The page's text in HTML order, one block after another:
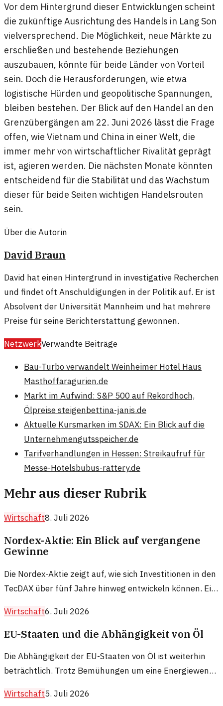
Vor dem Hintergrund dieser Entwicklungen scheint
die zukünftige Ausrichtung des Handels in Lang Son
vielversprechend. Die Möglichkeit, neue Märkte zu
erschließen und bestehende Beziehungen
auszubauen, könnte für beide Länder von Vorteil
sein. Doch die Herausforderungen, wie etwa
logistische Hürden und geopolitische Spannungen,
bleiben bestehen. Der Blick auf den Handel an den
Grenzübergängen am 22. Juni 2026 lässt die Frage
offen, wie Vietnam und China in einer Welt, die
immer mehr von wirtschaftlicher Rivalität geprägt
ist, agieren werden. Die nächsten Monate könnten
entscheidend für die Stabilität und das Wachstum
dieser für beide Seiten wichtigen Handelsrouten
sein.
Über die Autorin
David Braun
David hat einen Hintergrund in investigative Recherchen
und findet oft Anschuldigungen in der Politik auf. Er ist
Absolvent der Universität Mannheim und hat mehrere
Preise für seine Berichterstattung gewonnen.
NetzwerkVerwandte Beiträge
Bau-Turbo verwandelt Weinheimer Hotel Haus
Masthoffaragurien.de
Markt im Aufwind: S&P 500 auf Rekordhoch,
Ölpreise steigenbettina-janis.de
Aktuelle Kursmarken im SDAX: Ein Blick auf die
Unternehmengutsspeicher.de
Tarifverhandlungen in Hessen: Streikaufruf für
Messe-Hotelsbubus-rattery.de
Mehr aus dieser Rubrik
Wirtschaft8. Juli 2026
Nordex-Aktie: Ein Blick auf vergangene
Gewinne
Die Nordex-Aktie zeigt auf, wie sich Investitionen in den
TecDAX über fünf Jahre hinweg entwickeln können. Ein
Wirtschaft6. Juli 2026
EU-Staaten und die Abhängigkeit von Öl
Die Abhängigkeit der EU-Staaten von Öl ist weiterhin
beträchtlich. Trotz Bemühungen um eine Energiewende
Volkswirtschaften.
Wirtschaft5. Juli 2026